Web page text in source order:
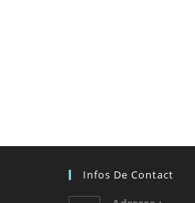
Infos De Contact